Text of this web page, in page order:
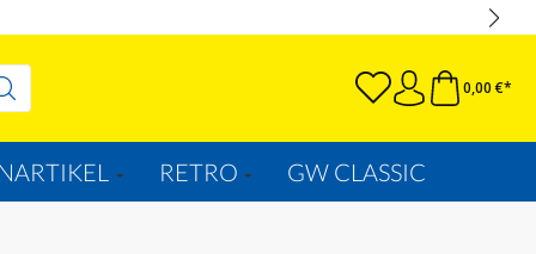
0,00 €*
RETRO GW CLASSIC